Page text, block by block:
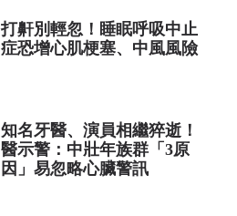
打鼾別輕忽！睡眠呼吸中止
症恐增心肌梗塞、中風風險
知名牙醫、演員相繼猝逝！
醫示警：中壯年族群「3原
因」易忽略心臟警訊